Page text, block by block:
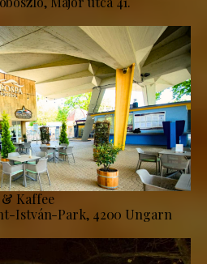
Kaffee
István-Park, 4200 Ungarn